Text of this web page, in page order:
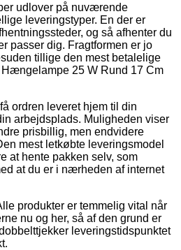
udlover på nuværende
leveringstyper. En der er
og så afhenter du
passer dig. Fragtformen er jo
tillige den mest betalelige
25 W Rund 17 Cm
ordren leveret hjem til din
arbejdsplads. Muligheden viser
prisbillig, men endvidere
mest letkøbte leveringsmodel
at hente pakken selv, som
at du er i nærheden af internet
produkter er temmelig vital når
nu og her, så af den grund er
leveringstidspunktet